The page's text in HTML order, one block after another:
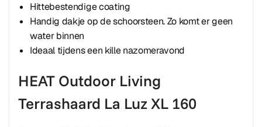
Hittebestendige coating
Handig dakje op de schoorsteen. Zo komt er geen
water binnen
Ideaal tijdens een kille nazomeravond
HEAT Outdoor Living
Terrashaard La Luz XL 160